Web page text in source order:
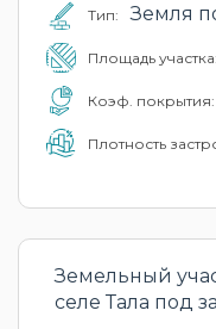
Тип: Земля
Площадь участка:
Коэф. покрытия:
Плотность
Земельный
селе Тала под